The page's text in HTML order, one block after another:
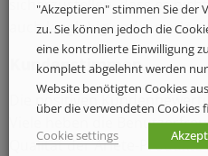
sicherzustellen, dass es
auch langlebig und
Kundenstimmen
Die positiven
Viele heben die
Qualität der Ariete-Produkte
"Akzeptieren" stimmen Sie der
zu. Sie können jedoch die
eine kontrollierte Einwilligung
komplett abgelehnt werden
Website benötigten Cookies
über die verwendeten Cookies
Cookie settings